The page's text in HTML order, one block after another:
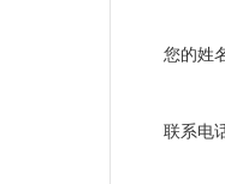
您的姓
联系电